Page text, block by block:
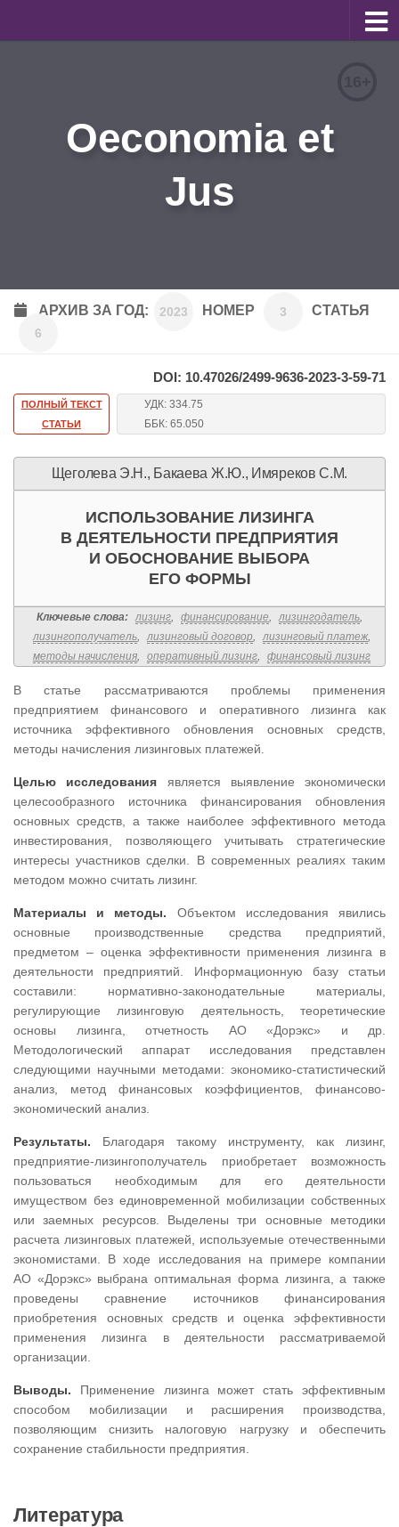
Для авторов
Архив
Oeconomia et
Jus
АРХИВ ЗА ГОД: 2023 НОМЕР 3 СТАТЬЯ
6
DOI: 10.47026/2499-9636-2023-3-59-71
ПОЛНЫЙ ТЕКСТ
СТАТЬИ
УДК: 334.75
ББК: 65.050
Щеголева Э.Н., Бакаева Ж.Ю., Имяреков С.М.
ИСПОЛЬЗОВАНИЕ ЛИЗИНГА
В ДЕЯТЕЛЬНОСТИ ПРЕДПРИЯТИЯ
И ОБОСНОВАНИЕ ВЫБОРА
ЕГО ФОРМЫ
Ключевые слова: лизинг, финансирование, лизингодатель,
лизингополучатель, лизинговый договор, лизинговый платеж,
методы начисления, оперативный лизинг, финансовый лизинг
В статье рассматриваются проблемы применения
предприятием финансового и оперативного лизинга как
источника эффективного обновления основных средств,
методы начисления лизинговых платежей.
Целью исследования является выявление экономически
целесообразного источника финансирования обновления
основных средств, а также наиболее эффективного метода
инвестирования, позволяющего учитывать стратегические
интересы участников сделки. В современных реалиях таким
методом можно считать лизинг.
Материалы и методы. Объектом исследования явились
основные производственные средства предприятий,
предметом – оценка эффективности применения лизинга в
деятельности предприятий. Информационную базу статьи
составили: нормативно-законодательные материалы,
регулирующие лизинговую деятельность, теоретические
основы лизинга, отчетность АО «Дорэкс» и др.
Методологический аппарат исследования представлен
следующими научными методами: экономико-статистический
анализ, метод финансовых коэффициентов, финансово-
экономический анализ.
Результаты. Благодаря такому инструменту, как лизинг,
предприятие-лизингополучатель приобретает возможность
пользоваться необходимым для его деятельности
имуществом без единовременной мобилизации собственных
или заемных ресурсов. Выделены три основные методики
расчета лизинговых платежей, используемые отечественными
экономистами. В ходе исследования на примере компании
АО «Дорэкс» выбрана оптимальная форма лизинга, а также
проведены сравнение источников финансирования
приобретения основных средств и оценка эффективности
применения лизинга в деятельности рассматриваемой
организации.
Выводы. Применение лизинга может стать эффективным
способом мобилизации и расширения производства,
позволяющим снизить налоговую нагрузку и обеспечить
сохранение стабильности предприятия.
Литература